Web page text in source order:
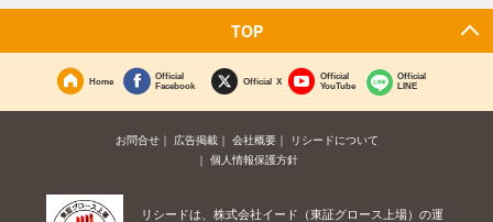
TOP
Home
Official
Facebook
Official X
Official
YouTube
Official
LINE
お問合せ 広告掲載 会社概要
リシードについて
個人情報保護方針
リシードは、株式会社イード（東証グロース上場）の運